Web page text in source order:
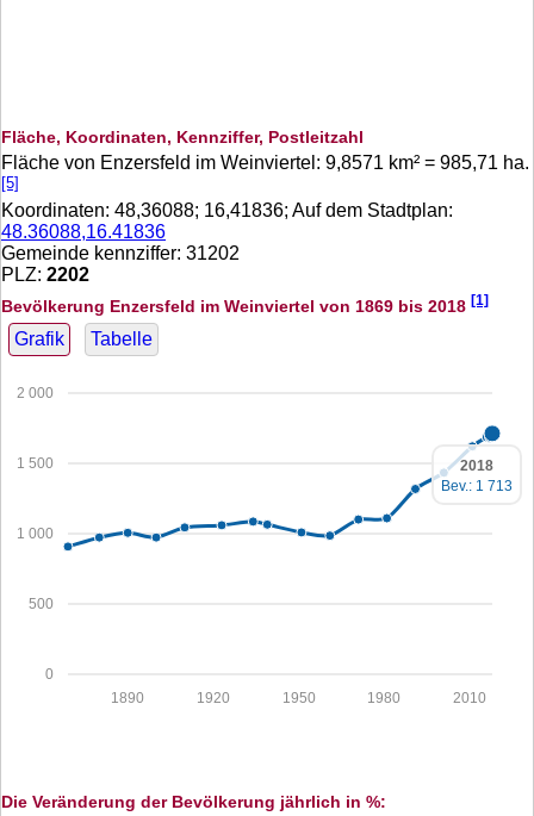
Fläche, Koordinaten, Kennziffer, Postleitzahl
Fläche von Enzersfeld im Weinviertel: 9,8571 km² = 985,71 ha.
[5]
Koordinaten: 48,36088; 16,41836; Auf dem Stadtplan:
48.36088,16.41836
Gemeinde kennziffer: 31202
PLZ: 2202
Bevölkerung Enzersfeld im Weinviertel von 1869 bis 2018 [1]
Grafik Tabelle
0
500
1 000
1 500
2 000
2010
1980
1950
1920
1890
2018
Bev.: 1 713
Die Veränderung der Bevölkerung jährlich in %: